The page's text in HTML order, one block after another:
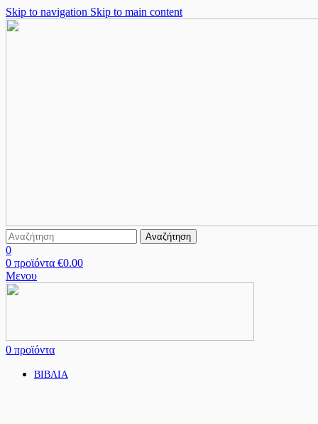
Skip to navigation Skip to main content
Αναζήτηση
0
0 προϊόντα €0.00
Μενου
0 προϊόντα
ΒΙΒΛΙΑ